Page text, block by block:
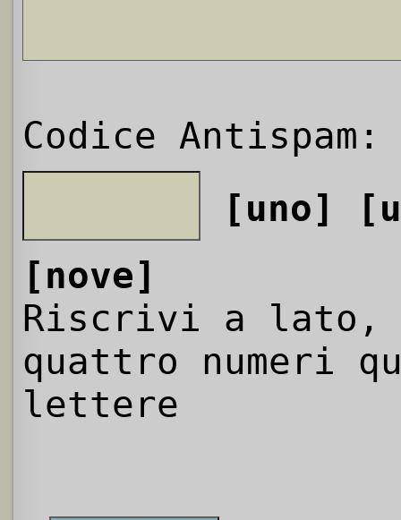
Codice Antispam:
[uno]
[nove]
Riscrivi a
quattro numeri
lettere